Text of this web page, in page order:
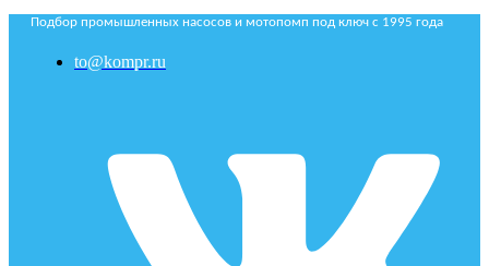
Подбор промышленных насосов и мотопомп под ключ с 1995 года
to@kompr.ru